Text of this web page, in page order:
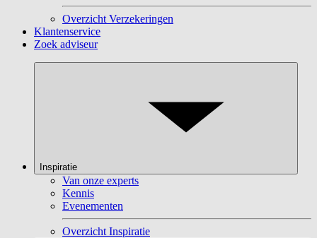
Overzicht Verzekeringen
Klantenservice
Zoek adviseur
Inspiratie
Van onze experts
Kennis
Evenementen
Overzicht Inspiratie